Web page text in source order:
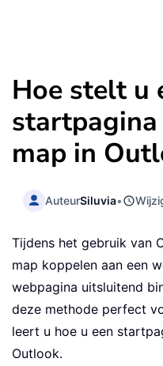
Hoe stelt u
startpagina
map in
AuteurSiluvia•
Tijdens het gebruik van
map koppelen aan een
webpagina uitsluitend
deze methode perfect
leert u hoe u een
Outlook.